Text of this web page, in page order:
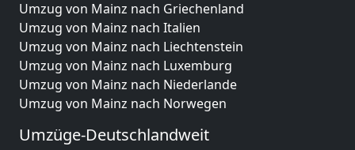
Umzug von Mainz nach Griechenland
Umzug von Mainz nach Italien
Umzug von Mainz nach Liechtenstein
Umzug von Mainz nach Luxemburg
Umzug von Mainz nach Niederlande
Umzug von Mainz nach Norwegen
Umzüge-Deutschlandweit